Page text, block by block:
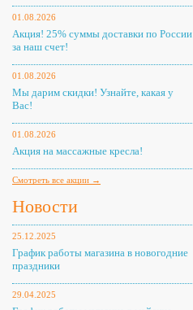
01.08.2026
Акция! 25% суммы доставки по России
за наш счет!
01.08.2026
Мы дарим скидки! Узнайте, какая у
Вас!
01.08.2026
Акция на массажные кресла!
Смотреть все акции →
Новости
25.12.2025
График работы магазина в новогодние
праздники
29.04.2025